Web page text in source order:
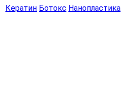
Кератин Ботокс Нанопластика